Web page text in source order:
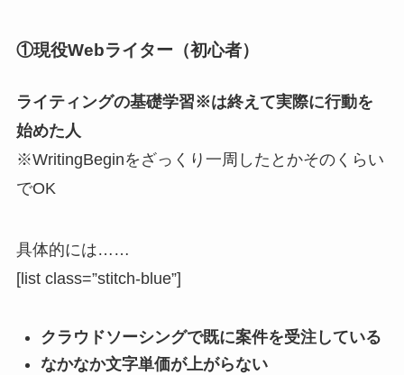
①現役Webライター（初心者）
ライティングの基礎学習※は終えて実際に行動を
始めた人
※WritingBeginをざっくり一周したとかそのくらい
でOK
具体的には……
[list class=”stitch-blue”]
クラウドソーシングで既に案件を受注している
なかなか文字単価が上がらない